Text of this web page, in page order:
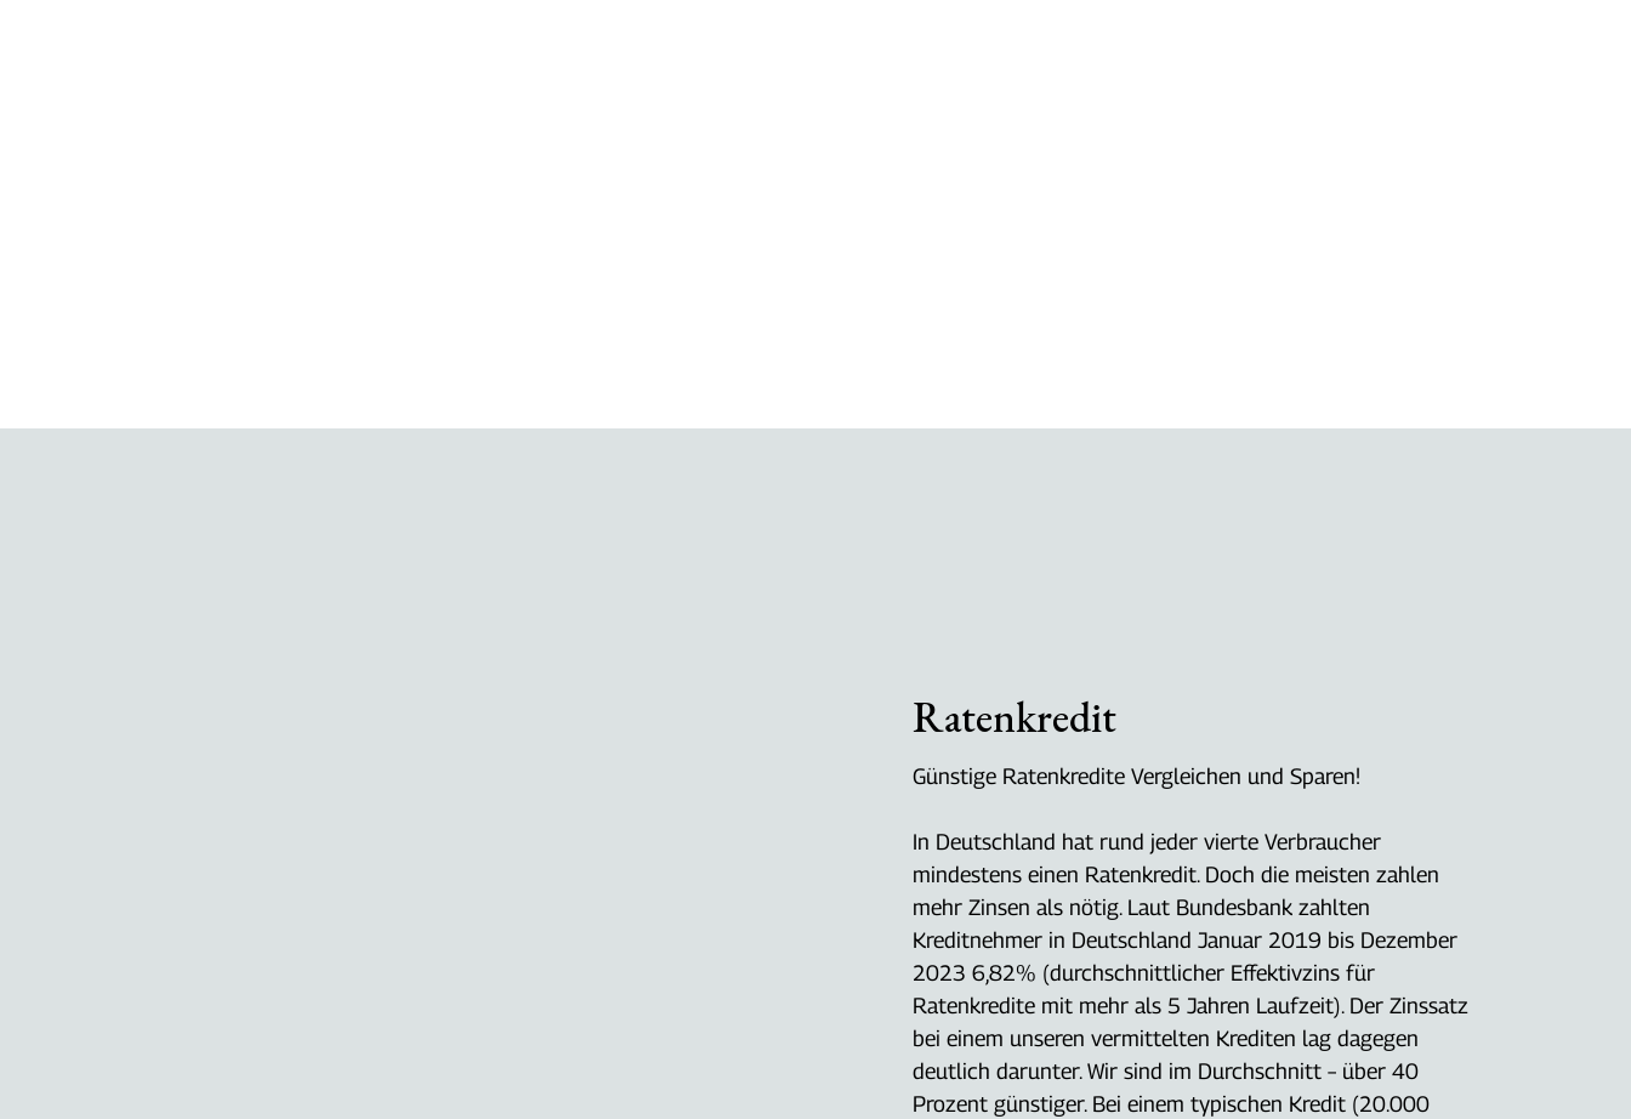
Ratenkredit
Günstige Ratenkredite Vergleichen und Sparen!
In Deutschland hat rund jeder vierte Verbraucher
mindestens einen Ratenkredit. Doch die meisten zahlen
mehr Zinsen als nötig. Laut Bundesbank zahlten
Kreditnehmer in Deutschland Januar 2019 bis Dezember
2023 6,82% (durchschnittlicher Effektivzins für
Ratenkredite mit mehr als 5 Jahren Laufzeit). Der Zinssatz
bei einem unseren vermittelten Krediten lag dagegen
deutlich darunter. Wir sind im Durchschnitt – über 40
Prozent günstiger. Bei einem typischen Kredit (20.000